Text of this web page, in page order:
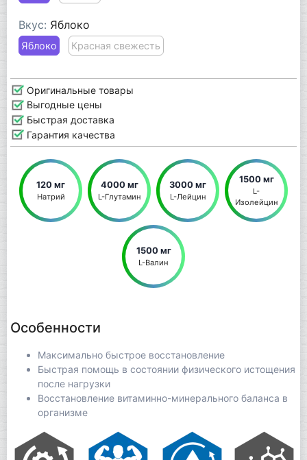
Вкус: Яблоко
Яблоко Красная свежесть
Оригинальные товары
Выгодные цены
Быстрая доставка
Гарантия качества
120 мг
Натрий
4000 мг
L-Глутамин
3000 мг
L-Лейцин
1500 мг
L-
Изолейцин
1500 мг
L-Валин
Особенности
Максимально быстрое восстановление
Быстрая помощь в состоянии физического истощения
после нагрузки
Восстановление витаминно-минерального баланса в
организме